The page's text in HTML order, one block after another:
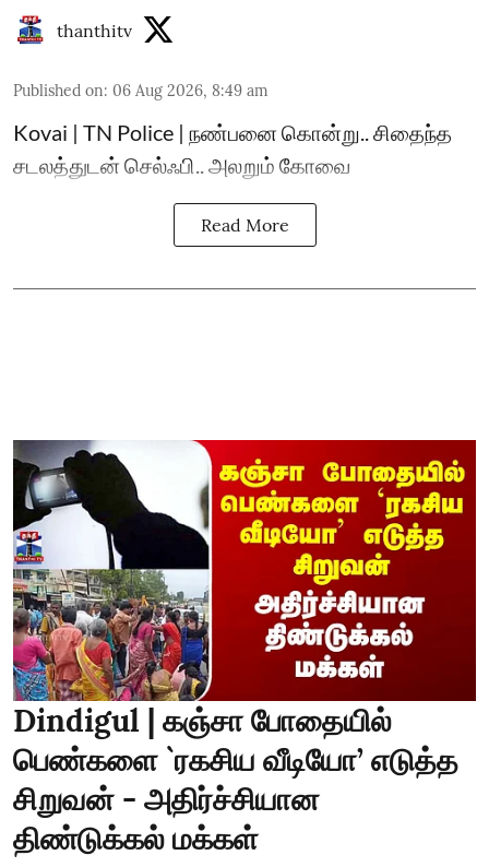
thanthitv
Published on: 06 Aug 2026, 8:49 am
Kovai | TN Police | நண்பனை கொன்று.. சிதைந்த
சடலத்துடன் செல்ஃபி.. அலறும் கோவை
Read More
Dindigul | கஞ்சா போதையில்
பெண்களை `ரகசிய வீடியோ’ எடுத்த
சிறுவன் - அதிர்ச்சியான
திண்டுக்கல் மக்கள்